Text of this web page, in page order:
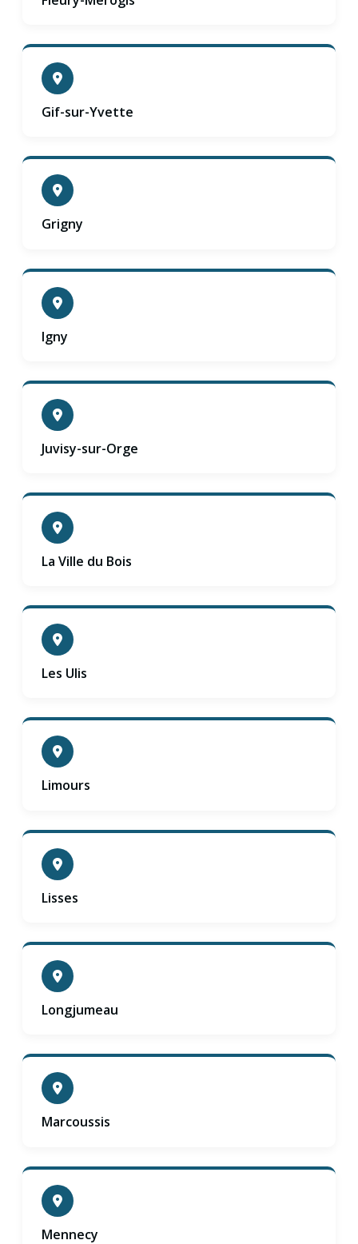
Gif-sur-Yvette
Grigny
Igny
Juvisy-sur-Orge
La Ville du Bois
Les Ulis
Limours
Lisses
Longjumeau
Marcoussis
Mennecy